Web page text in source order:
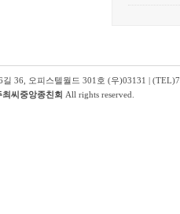
길 36, 오피스텔월드 301호 (우)03131 |
최씨중앙종친회 All rights reserved.